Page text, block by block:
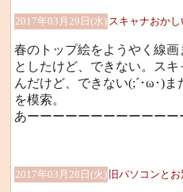
2017年03月29日(水) スキャナおかし
春のトップ絵をようやく線
としたけど、できない。ス
んだけど、できない(;´･ω･)
を模索。
あーーーーーーーーーーーー
2017年03月28日(火) 旧パソコンと